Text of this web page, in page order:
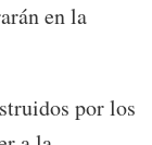
en la
por los